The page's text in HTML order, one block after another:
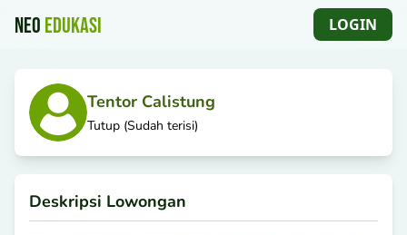
NEO EDUKASI LOGIN
Tentor Calistung
Tutup (Sudah terisi)
Deskripsi Lowongan